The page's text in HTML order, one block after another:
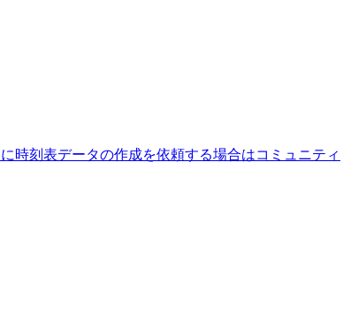
時刻表データの作成を依頼する場合はコミュニティ